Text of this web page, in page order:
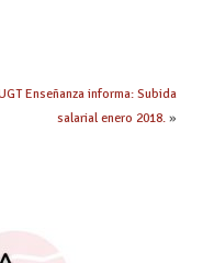
Enseñanza informa: Subida
salarial enero 2018.»